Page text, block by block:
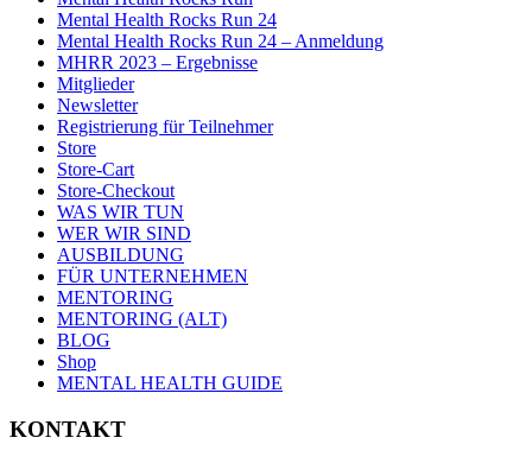
Mental Health Rocks Run 24
Mental Health Rocks Run 24 – Anmeldung
MHRR 2023 – Ergebnisse
Mitglieder
Newsletter
Registrierung für Teilnehmer
Store
Store-Cart
Store-Checkout
WAS WIR TUN
WER WIR SIND
AUSBILDUNG
FÜR UNTERNEHMEN
MENTORING
MENTORING (ALT)
BLOG
Shop
MENTAL HEALTH GUIDE
KONTAKT